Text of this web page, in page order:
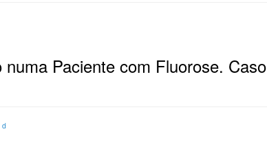
Paciente com Fluorose. Caso
d